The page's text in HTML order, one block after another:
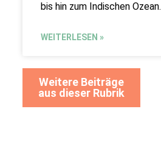
bis hin zum Indischen Ozean.
WEITERLESEN »
Weitere Beiträge
aus dieser Rubrik